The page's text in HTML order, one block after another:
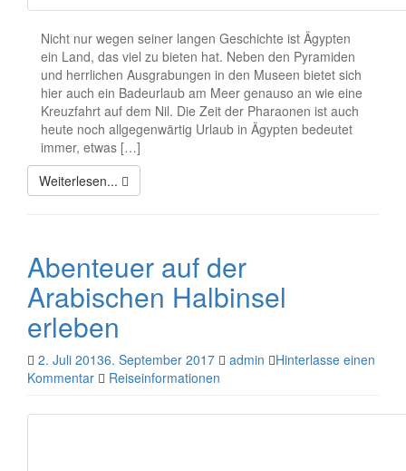
Nicht nur wegen seiner langen Geschichte ist Ägypten
ein Land, das viel zu bieten hat. Neben den Pyramiden
und herrlichen Ausgrabungen in den Museen bietet sich
hier auch ein Badeurlaub am Meer genauso an wie eine
Kreuzfahrt auf dem Nil. Die Zeit der Pharaonen ist auch
heute noch allgegenwärtig Urlaub in Ägypten bedeutet
immer, etwas […]
Weiterlesen...
Abenteuer auf der
Arabischen Halbinsel
erleben
2. Juli 20136. September 2017 admin
Hinterlasse einen
Kommentar
Reiseinformationen